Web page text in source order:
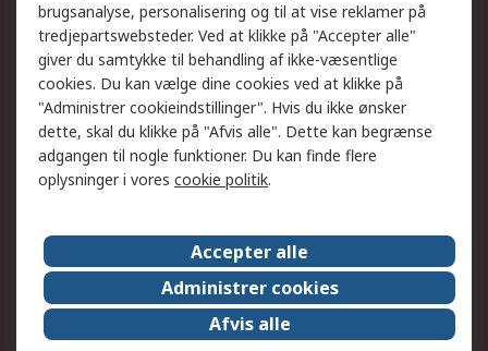
Support
Få hjælp
Returnering
Levering
Spor min ordre
Fakturakopi
Betalingsmuligheder
Fordele med Mit RS
Okdo
Om RS
Salgsbetingelser
Det juridiske
Pressecenter
Job hos RS
ESG
brugsanalyse, personalisering og til at vise reklamer på
tredjepartswebsteder. Ved at klikke på "Accepter alle"
giver du samtykke til behandling af ikke-væsentlige
cookies. Du kan vælge dine cookies ved at klikke på
"Administrer cookieindstillinger". Hvis du ikke ønsker
dette, skal du klikke på "Afvis alle". Dette kan begrænse
adgangen til nogle funktioner. Du kan finde flere
oplysninger i vores cookie politik.
Accepter alle
Administrer cookies
Afvis alle